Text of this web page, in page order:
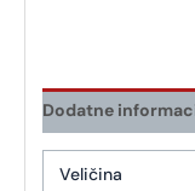
Dodatne
Veličina